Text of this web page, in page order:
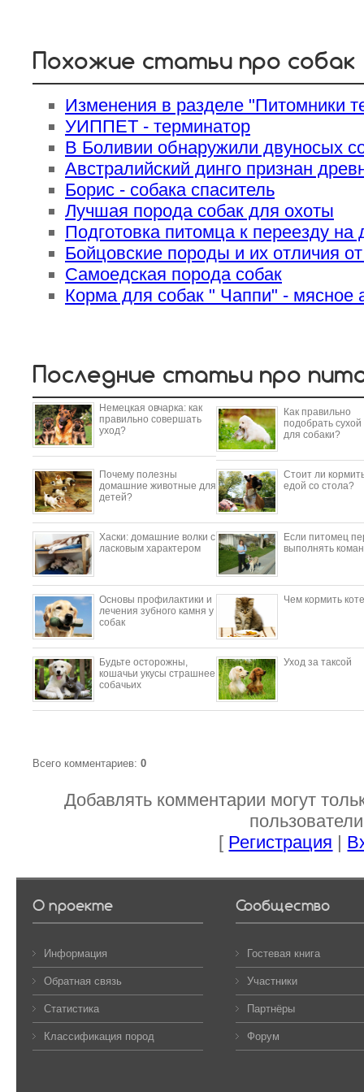
Похожие статьи про собак
Изменения в разделе "Питомники
УИППЕТ - терминатор
В Боливии обнаружили двуносых
Австралийский динго признан
Борис - собака спаситель
Лучшая порода собак для охоты
Подготовка питомца к переезду на
Бойцовские породы и их отличия
Самоедская порода собак
Корма для собак " Чаппи" - мясное
Последние статьи про
Немецкая овчарка: как
правильно совершать
уход?
Как правильно
подобрать сухой
для собаки?
Почему полезны
домашние животные для
детей?
Стоит ли
едой со стола?
​Хаски: домашние волки с
ласковым характером
Если питомец
выполнять
Основы профилактики и
лечения зубного камня у
собак
Чем кормить
Будьте осторожны,
кошачьи укусы страшнее
собачьих
Уход за таксой
Всего комментариев: 0
Добавлять комментарии могут
[ Регистрация |
О проекте
Информация
Обратная связь
Статистика
Классификация пород
Сообщество
Гостевая книга
Участники
Партнёры
Форум